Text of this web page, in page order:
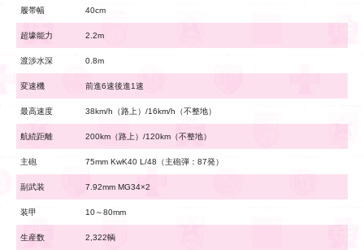
履帯幅 40cm
超壕能力 2.2m
渡渉水深 0.8m
変速機 前進6速後進1速
最高速度 38km/h（路上）/16km/h（不整地）
航続距離 200km（路上）/120km（不整地）
主砲 75mm KwK40 L/48（主砲弾：87発）
副武装 7.92mm MG34×2
装甲 10～80mm
生産数 2,322輌